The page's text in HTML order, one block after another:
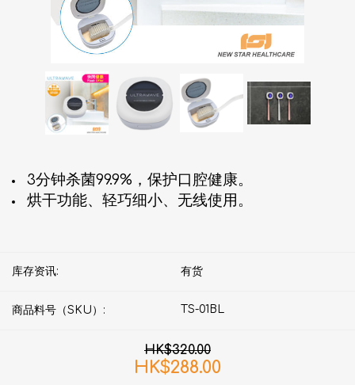
3分钟杀菌99.9%，保护口腔健康。
烘干功能、轻巧细小、无线使用。
库存资讯: 有货
商品料号（SKU）: TS-01BL
HK$320.00
HK$288.00